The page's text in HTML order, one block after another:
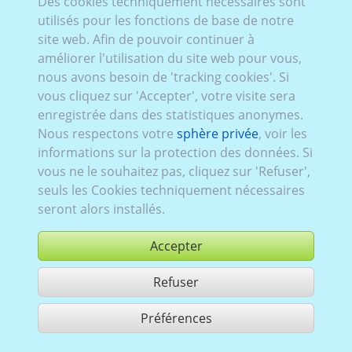
acheter
partager 1 résultats
utilisés pour les fonctions de base de notre
site web. Afin de pouvoir continuer à
améliorer l'utilisation du site web pour vous,
nous avons besoin de 'tracking cookies'. Si
vous cliquez sur 'Accepter', votre visite sera
enregistrée dans des statistiques anonymes.
Nous respectons votre sphère privée, voir les
informations sur la protection des données. Si
vous ne le souhaitez pas, cliquez sur 'Refuser',
seuls les Cookies techniquement nécessaires
seront alors installés.
Accepter
Refuser
Préférences